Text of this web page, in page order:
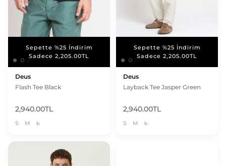
Sepette %25 İndirim
Sadece 2,205.00TL
Sepette %25 İndirim
Sadece 2,205.00TL
Deus
Flash Tee Black
2,940.00TL
S M L
Sepette %25 İndirim
Sadece 2,205.00TL
Sepette %25 İndirim
Sadece 2,205.00TL
Deus
Layback Tee Jasper Green
2,940.00TL
S M L